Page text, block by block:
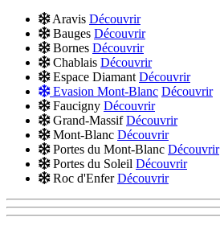
Aravis Découvrir
Bauges Découvrir
Bornes Découvrir
Chablais Découvrir
Espace Diamant Découvrir
Evasion Mont-Blanc Découvrir
Faucigny Découvrir
Grand-Massif Découvrir
Mont-Blanc Découvrir
Portes du Mont-Blanc Découvrir
Portes du Soleil Découvrir
Roc d'Enfer Découvrir